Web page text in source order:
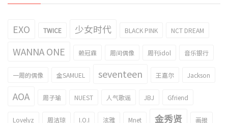
EXO TWICE 少女时代 BLACK PINK NCT DREAM
WANNA ONE 赖冠霖 周间偶像 周刊idol 音乐银行
一周的偶像 金SAMUEL seventeen 王嘉尔 Jackson
AOA 周子瑜 NUEST 人气歌谣 JBJ Gfriend
Lovelyz 周洁琼 I.O.I 泫雅 Mnet 金秀贤 画报